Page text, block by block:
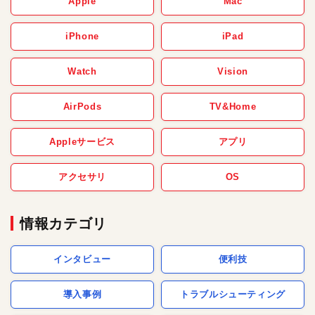
iPhone iPad
Watch Vision
AirPods TV&Home
Appleサービス アプリ
アクセサリ OS
情報カテゴリ
インタビュー 便利技
導入事例 トラブルシューティング